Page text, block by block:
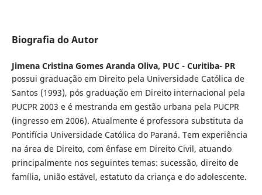
Biografia do Autor
Jimena Cristina Gomes Aranda Oliva, PUC - Curitiba- PR
possui graduação em Direito pela Universidade Católica de
Santos (1993), pós graduação em Direito internacional pela
PUCPR 2003 e é mestranda em gestão urbana pela PUCPR
(ingresso em 2006). Atualmente é professora substituta da
Pontifícia Universidade Católica do Paraná. Tem experiência
na área de Direito, com ênfase em Direito Civil, atuando
principalmente nos seguintes temas: sucessão, direito de
família, união estável, estatuto da criança e do adolescente.